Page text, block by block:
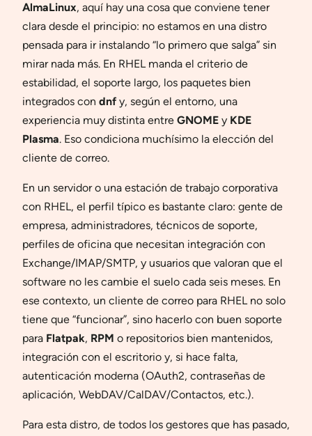
AlmaLinux, aquí hay una cosa que conviene tener
clara desde el principio: no estamos en una distro
pensada para ir instalando “lo primero que salga” sin
mirar nada más. En RHEL manda el criterio de
estabilidad, el soporte largo, los paquetes bien
integrados con dnf y, según el entorno, una
experiencia muy distinta entre GNOME y KDE
Plasma. Eso condiciona muchísimo la elección del
cliente de correo.
En un servidor o una estación de trabajo corporativa
con RHEL, el perfil típico es bastante claro: gente de
empresa, administradores, técnicos de soporte,
perfiles de oficina que necesitan integración con
Exchange/IMAP/SMTP, y usuarios que valoran que el
software no les cambie el suelo cada seis meses. En
ese contexto, un cliente de correo para RHEL no solo
tiene que “funcionar”, sino hacerlo con buen soporte
para Flatpak, RPM o repositorios bien mantenidos,
integración con el escritorio y, si hace falta,
autenticación moderna (OAuth2, contraseñas de
aplicación, WebDAV/CalDAV/Contactos, etc.).
Para esta distro, de todos los gestores que has pasado,